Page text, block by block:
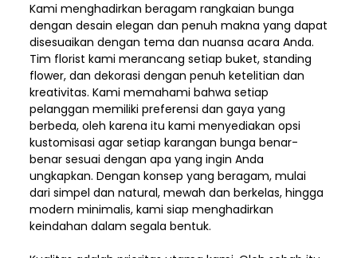
Kami menghadirkan beragam rangkaian bunga
dengan desain elegan dan penuh makna yang dapat
disesuaikan dengan tema dan nuansa acara Anda.
Tim florist kami merancang setiap buket, standing
flower, dan dekorasi dengan penuh ketelitian dan
kreativitas. Kami memahami bahwa setiap
pelanggan memiliki preferensi dan gaya yang
berbeda, oleh karena itu kami menyediakan opsi
kustomisasi agar setiap karangan bunga benar-
benar sesuai dengan apa yang ingin Anda
ungkapkan. Dengan konsep yang beragam, mulai
dari simpel dan natural, mewah dan berkelas, hingga
modern minimalis, kami siap menghadirkan
keindahan dalam segala bentuk.